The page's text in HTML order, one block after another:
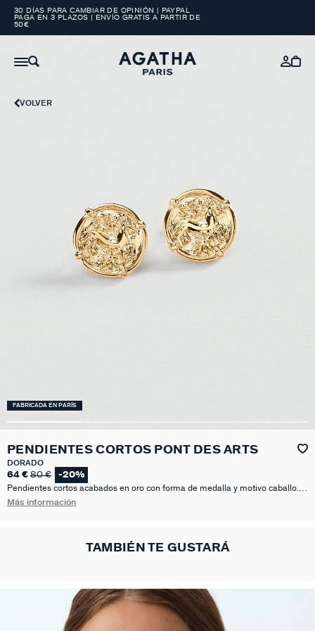
30 DÍAS PARA CAMBIAR DE OPINIÓN | PAYPAL
PAGA EN 3 PLAZOS | ENVÍO GRATIS A PARTIR DE
50€
VOLVER
FABRICADA EN PARÍS
PENDIENTES CORTOS PONT DES ARTS
DORADO
64 € 80 €
-20%
Pendientes cortos acabados en oro con forma de medalla y motivo caballo.
Las medallas son tendencia absoluta y estos pendientes no te los puedes
Más información
TAMBIÉN TE GUSTARÁ